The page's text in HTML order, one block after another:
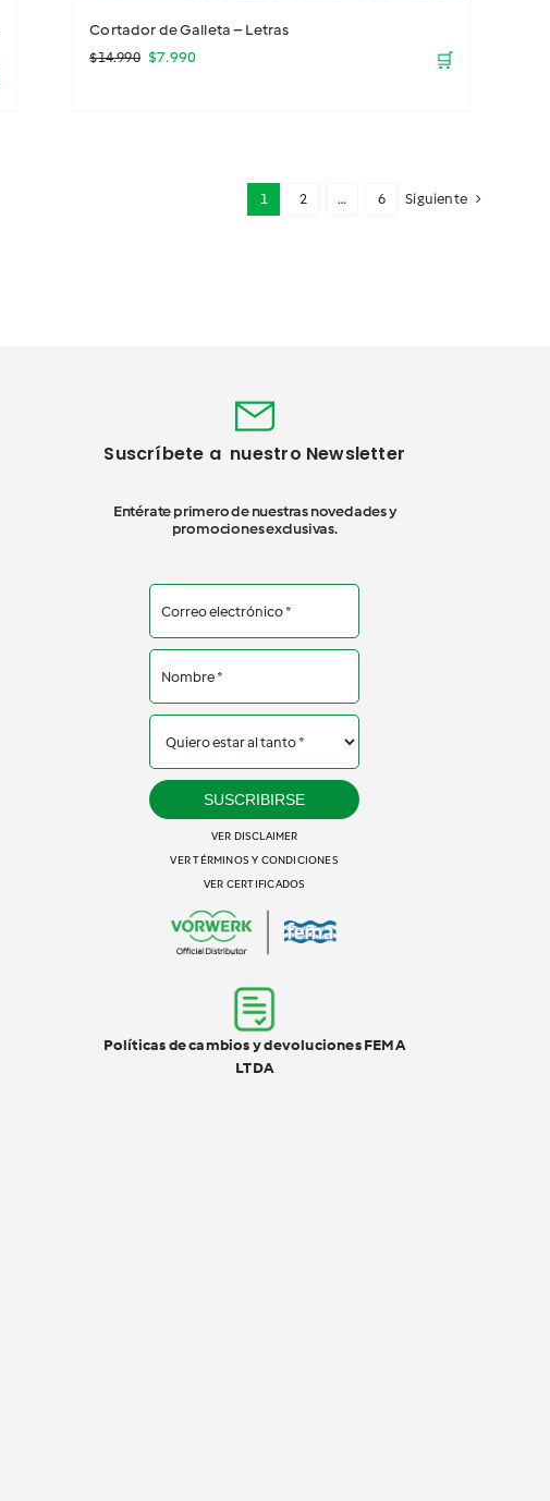
Cortador de Galleta – Letras
$14.990 El
$7.990El
🛒
1 2 … 6 Siguiente
Suscríbete a nuestro Newsletter
Entérate primero de nuestras novedades y
promociones exclusivas.
SUSCRIBIRSE
VER DISCLAIMER
VER TÉRMINOS Y CONDICIONES
VER CERTIFICADOS
Políticas de cambios y devoluciones FEMA
LTDA